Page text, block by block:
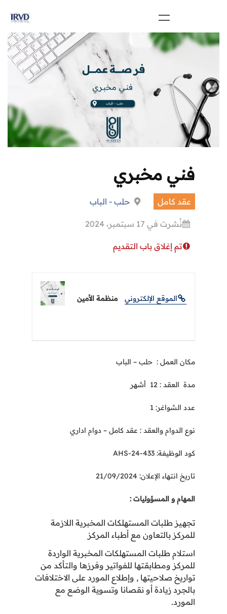
فني مخبري
عقد كامل حلب - الباب
نُشرت في 17 سبتمبر، 2024
تم إغلاق باب التقديم
الموقع الإلكتروني منظمة الأمين
مكان العمل : حلب – الباب
مدة العقد : 12 أشهر
عدد الشواغر: 1
نوع الدوام والعقد : عقد كامل – دوام اداري
كود الوظيفة: AHS-24-433
تاريخ انتهاء الإعلان: 21/09/2024
المهام و المسؤوليات :
تجهيز طلبات المستهلكات المخبرية اللازمة
للمركز بالتعاون مع أطباء المركز
استلام طلبات المستهلكات المخبرية الواردة
للمركز ومطابقتها للفواتير وفرزها والتأكد من
تواريخ صلاحيتها , وإطلاع المورد على الاختلافات
بالجرد زيادة أو نقصانا وتسوية الوضع مع
المورد.